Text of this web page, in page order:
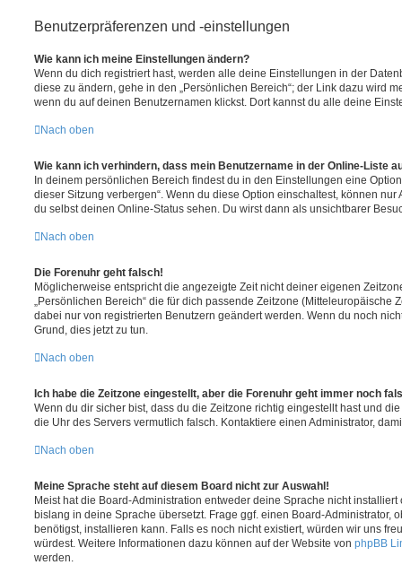
Benutzerpräferenzen und -einstellungen
Wie kann ich meine Einstellungen ändern?
Wenn du dich registriert hast, werden alle deine Einstellungen in der
diese zu ändern, gehe in den „Persönlichen Bereich“; der Link dazu wird
wenn du auf deinen Benutzernamen klickst. Dort kannst du alle deine
Nach oben
Wie kann ich verhindern, dass mein Benutzername in der Online-Liste
In deinem persönlichen Bereich findest du in den Einstellungen eine
dieser Sitzung verbergen“. Wenn du diese Option einschaltest, können
du selbst deinen Online-Status sehen. Du wirst dann als unsichtbarer
Nach oben
Die Forenuhr geht falsch!
Möglicherweise entspricht die angezeigte Zeit nicht deiner eigenen
„Persönlichen Bereich“ die für dich passende Zeitzone (Mitteleuropäische
dabei nur von registrierten Benutzern geändert werden. Wenn du noch
Grund, dies jetzt zu tun.
Nach oben
Ich habe die Zeitzone eingestellt, aber die Forenuhr geht immer noch
Wenn du dir sicher bist, dass du die Zeitzone richtig eingestellt hast und
die Uhr des Servers vermutlich falsch. Kontaktiere einen Administrator,
Nach oben
Meine Sprache steht auf diesem Board nicht zur Auswahl!
Meist hat die Board-Administration entweder deine Sprache nicht
bislang in deine Sprache übersetzt. Frage ggf. einen Board-Administrator,
benötigst, installieren kann. Falls es noch nicht existiert, würden wir uns
würdest. Weitere Informationen dazu können auf der Website von phpBB
werden.